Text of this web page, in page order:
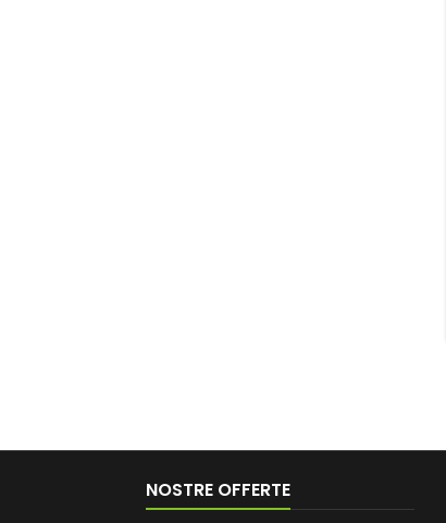
NOSTRE OFFERTE